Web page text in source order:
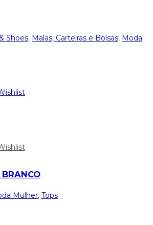
Shoes, Malas, Carteiras e Bolsas, Moda
Mulher, Tops